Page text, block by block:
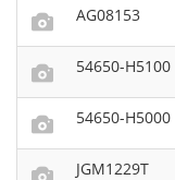
AG08153
54650-H5100
54650-H5000
JGM1229T